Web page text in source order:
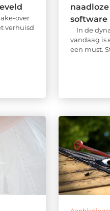
over
verhuisd
software
In de
vandaag is
een must.